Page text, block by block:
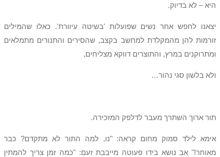
היא – לא בדיוק.
יצאנו לחפש אחר נשים שפועלות 'בשיטה עיוורת'. כאלו שהמילים
זורמות להן מהמקלדת למחשב בקצב, שהסירים והתנורים מתמלאים
ומתרוקנים במרץ, והתוצרים דווקא מצליחים,
ולא בלשון סגי נהור…
תור ארוך השתרך מעבר לדלפק המזכירה.
אימא לילד סמוק מחום קראה: "נו, למה התור לא מתקדם? כבר
מאוחר!" אב נושא בידו פעוטה מייבבת זעם: "כמה זמן צריך להמתין